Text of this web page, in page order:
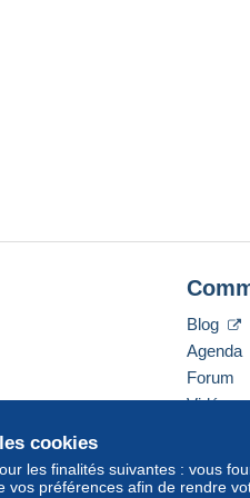
cookies
les finalités suivantes : vous
vos préférences afin de rendre
Blog
Agenda
Forum
Vidéos
Indiana/Vevay